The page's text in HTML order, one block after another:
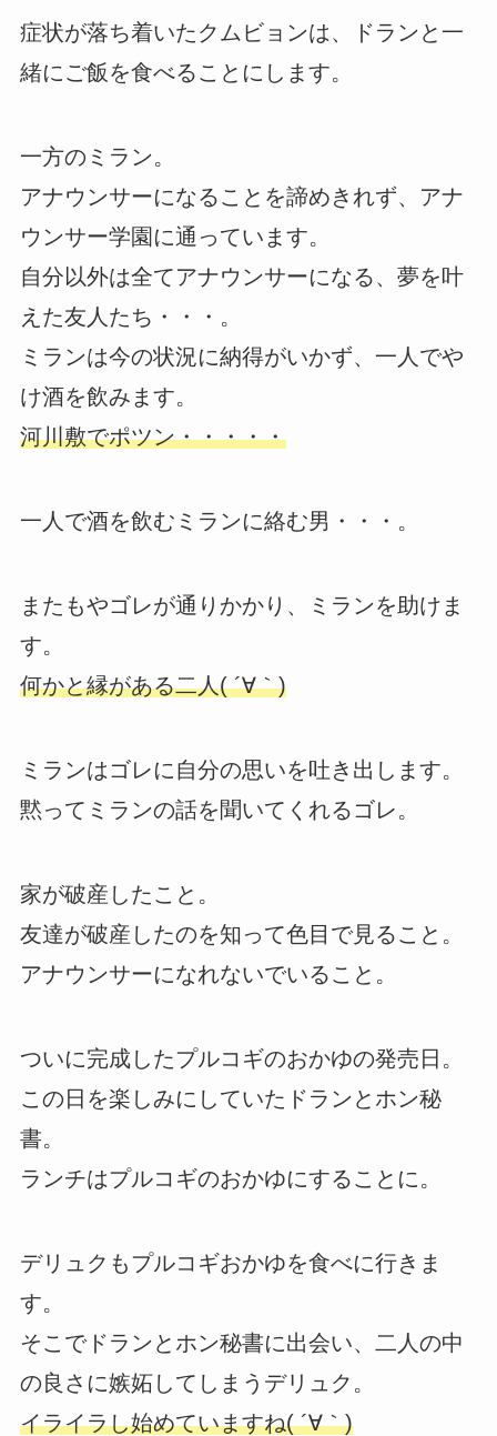
症状が落ち着いたクムビョンは、ドランと一
緒にご飯を食べることにします。
一方のミラン。
アナウンサーになることを諦めきれず、アナ
ウンサー学園に通っています。
自分以外は全てアナウンサーになる、夢を叶
えた友人たち・・・。
ミランは今の状況に納得がいかず、一人でや
け酒を飲みます。
河川敷でポツン・・・・・
一人で酒を飲むミランに絡む男・・・。
またもやゴレが通りかかり、ミランを助けま
す。
何かと縁がある二人( ´∀｀)
ミランはゴレに自分の思いを吐き出します。
黙ってミランの話を聞いてくれるゴレ。
家が破産したこと。
友達が破産したのを知って色目で見ること。
アナウンサーになれないでいること。
ついに完成したプルコギのおかゆの発売日。
この日を楽しみにしていたドランとホン秘
書。
ランチはプルコギのおかゆにすることに。
デリュクもプルコギおかゆを食べに行きま
す。
そこでドランとホン秘書に出会い、二人の中
の良さに嫉妬してしまうデリュク。
イライラし始めていますね( ´∀｀)